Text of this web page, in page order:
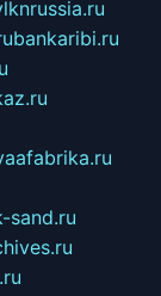
bankaribi.ru
sand.ru